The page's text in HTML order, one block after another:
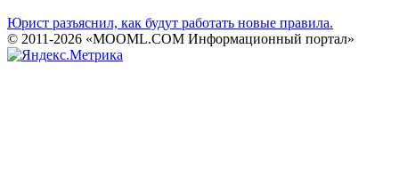
Юрист разъяснил, как будут работать новые правила.
© 2011-2026 «MOOML.COM Информационный портал»